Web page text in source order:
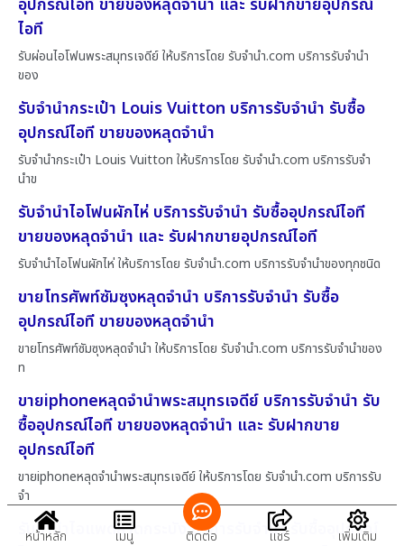
อุปกรณ์ไอที ขายของหลุดจำนำ และ รับฝากขายอุปกรณ์
ไอที
รับผ่อนไอโฟนพระสมุทรเจดีย์ ให้บริการโดย รับจํานํา.com บริการรับจำนำ
ของ
รับจำนำกระเป๋า Louis Vuitton บริการรับจำนำ รับซื้อ
อุปกรณ์ไอที ขายของหลุดจำนำ
รับจำนำกระเป๋า Louis Vuitton ให้บริการโดย รับจํานํา.com บริการรับจำ
นำข
รับจำนำไอโฟนผักไห่ บริการรับจำนำ รับซื้ออุปกรณ์ไอที
ขายของหลุดจำนำ และ รับฝากขายอุปกรณ์ไอที
รับจำนำไอโฟนผักไห่ ให้บริการโดย รับจํานํา.com บริการรับจำนำของทุกชนิด
ขายโทรศัพท์ซัมซุงหลุดจำนำ บริการรับจำนำ รับซื้อ
อุปกรณ์ไอที ขายของหลุดจำนำ
ขายโทรศัพท์ซัมซุงหลุดจำนำ ให้บริการโดย รับจํานํา.com บริการรับจำนำของ
ท
ขายiphoneหลุดจำนำพระสมุทรเจดีย์ บริการรับจำนำ รับ
ซื้ออุปกรณ์ไอที ขายของหลุดจำนำ และ รับฝากขาย
อุปกรณ์ไอที
ขายiphoneหลุดจำนำพระสมุทรเจดีย์ ให้บริการโดย รับจํานํา.com บริการรับ
จำ
รับจำนำไอแพดลาดกระบัง บริการรับจำนำ รับซื้ออุปกรณ์
หน้าหลัก เมนู ติดต่อ แชร์ เพิ่มเติม